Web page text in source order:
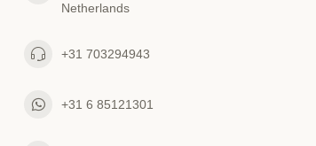
Netherlands
+31 703294943
+31 6 85121301